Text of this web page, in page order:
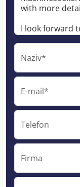
Naziv*
E-mail*
Telefon
Firma